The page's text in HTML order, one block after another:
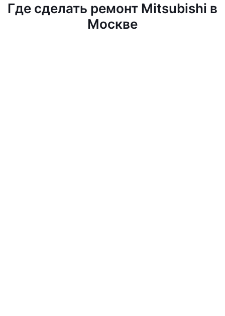
Где сделать ремонт Mitsubishi в
Москве